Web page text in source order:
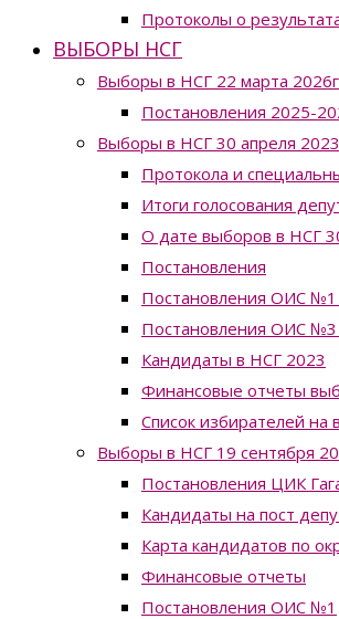
Протоколы о
ВЫБОРЫ НСГ
Выборы в НСГ 22 марта
Постановления 2025-
Выборы в НСГ 30 апреля
Протокола и
Итоги голосования
О дате выборов в НСГ
Постановления
Постановления ОИС №1
Постановления ОИС
Кандидаты в НСГ 2023
Финансовые отчеты
Список избирателей
Выборы в НСГ 19 сентября
Постановления ЦИК
Кандидаты на пост
Карта кандидатов по
Финансовые отчеты
Постановления ОИС №1